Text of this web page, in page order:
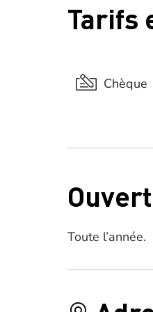
Tarifs
Chèque
Toute l’année.